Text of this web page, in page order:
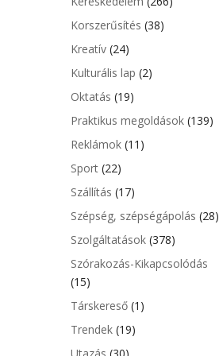
Korszerűsítés (38)
Kreatív (24)
Kulturális lap (2)
Oktatás (19)
Praktikus megoldások (139)
Reklámok (11)
Sport (22)
Szállítás (17)
Szépség, szépségápolás (28)
Szolgáltatások (378)
Szórakozás-Kikapcsolódás
(15)
Társkereső (1)
Trendek (19)